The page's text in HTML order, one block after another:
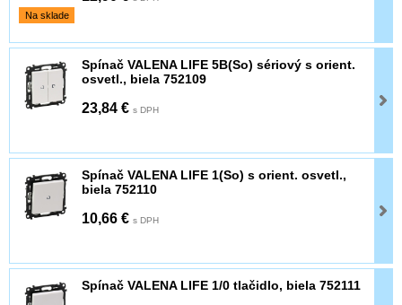
Na sklade
Spínač VALENA LIFE 5B(So) sériový s orient.
osvetl., biela 752109
23,84 € s DPH
Spínač VALENA LIFE 1(So) s orient. osvetl.,
biela 752110
10,66 € s DPH
Spínač VALENA LIFE 1/0 tlačidlo, biela 752111